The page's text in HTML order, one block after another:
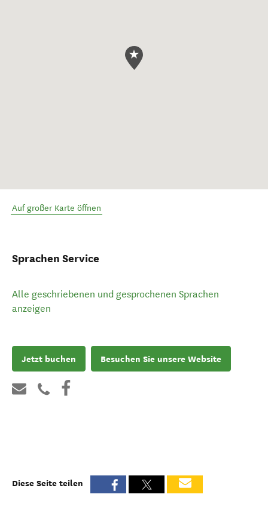
Auf großer Karte öffnen
Sprachen Service
Alle geschriebenen und gesprochenen Sprachen
anzeigen
Jetzt buchen Besuchen Sie unsere Website
Diese Seite teilen